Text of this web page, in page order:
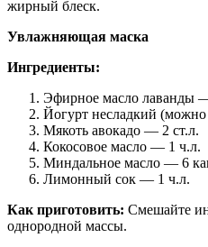
жирный блеск.
Увлажняющая маска
Ингредиенты:
Эфирное масло лаванды
Йогурт несладкий
Мякоть авокадо — 2 ст.л.
Кокосовое масло — 1 ч.л.
Миндальное масло — 6
Лимонный сок — 1 ч.л.
Как приготовить: Смешайте
однородной массы.